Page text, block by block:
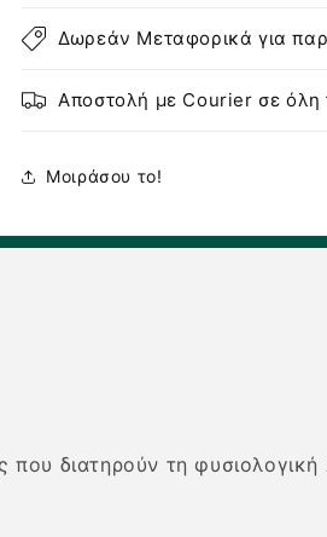
&amp;
500ml
&amp;
500ml
Δωρεάν Μεταφορικά για
Αποστολή με Courier σε όλη
Μοιράσου το!
διατηρούν τη φυσιολογική